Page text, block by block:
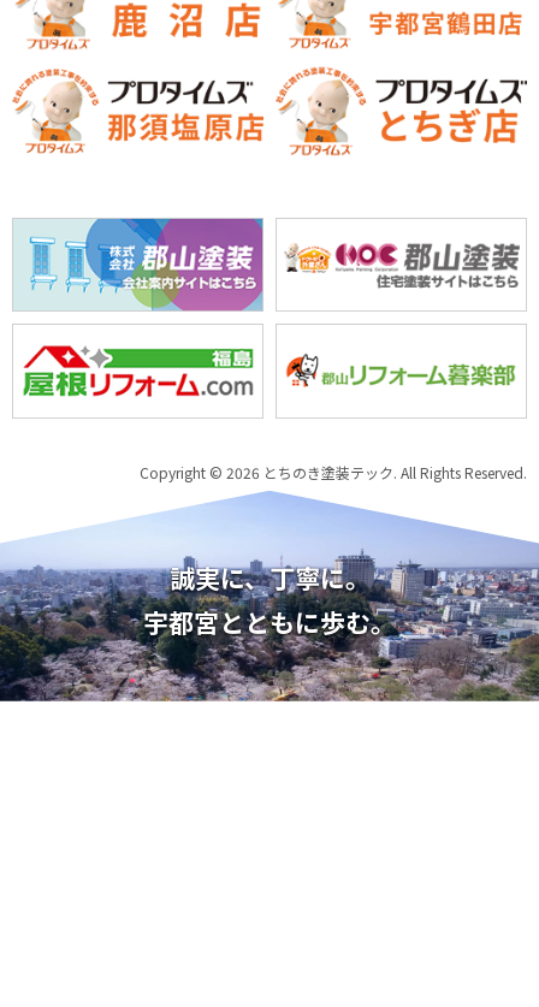
Copyright © 2026 とちのき塗装テック. All Rights Reserved.
誠実に、丁寧に。
宇都宮とともに歩む。